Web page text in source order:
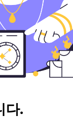
다.